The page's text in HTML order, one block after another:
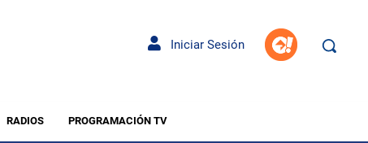
Iniciar Sesión
RADIOS PROGRAMACIÓN TV